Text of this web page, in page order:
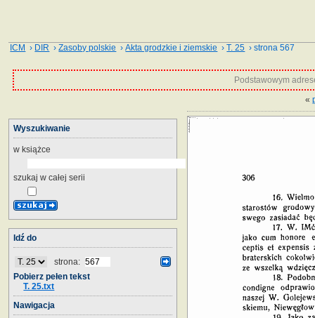
ICM › DIR ›Zasoby polskie ›Akta grodzkie i ziemskie ›T. 25 › strona 567
Podstawowym
«
Wyszukiwanie
w książce
szukaj w całej serii
Idź do
strona:
Pobierz pełen tekst
T. 25.txt
Nawigacja